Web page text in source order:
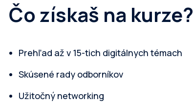
Čo získaš na kurze?
Prehľad až v 15-tich digitálnych témach
Skúsené rady odborníkov
Užitočný networking